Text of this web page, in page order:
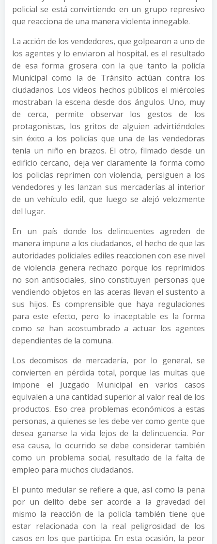
policial se está convirtiendo en un grupo represivo
que reacciona de una manera violenta innegable.
La acción de los vendedores, que golpearon a uno de
los agentes y lo enviaron al hospital, es el resultado
de esa forma grosera con la que tanto la policía
Municipal como la de Tránsito actúan contra los
ciudadanos. Los videos hechos públicos el miércoles
mostraban la escena desde dos ángulos. Uno, muy
de cerca, permite observar los gestos de los
protagonistas, los gritos de alguien advirtiéndoles
sin éxito a los policías que una de las vendedoras
tenía un niño en brazos. El otro, filmado desde un
edificio cercano, deja ver claramente la forma como
los policías reprimen con violencia, persiguen a los
vendedores y les lanzan sus mercaderías al interior
de un vehículo edil, que luego se alejó velozmente
del lugar.
En un país donde los delincuentes agreden de
manera impune a los ciudadanos, el hecho de que las
autoridades policiales ediles reaccionen con ese nivel
de violencia genera rechazo porque los reprimidos
no son antisociales, sino constituyen personas que
vendiendo objetos en las aceras llevan el sustento a
sus hijos. Es comprensible que haya regulaciones
para este efecto, pero lo inaceptable es la forma
como se han acostumbrado a actuar los agentes
dependientes de la comuna.
Los decomisos de mercadería, por lo general, se
convierten en pérdida total, porque las multas que
impone el Juzgado Municipal en varios casos
equivalen a una cantidad superior al valor real de los
productos. Eso crea problemas económicos a estas
personas, a quienes se les debe ver como gente que
desea ganarse la vida lejos de la delincuencia. Por
esa causa, lo ocurrido se debe considerar también
como un problema social, resultado de la falta de
empleo para muchos ciudadanos.
El punto medular se refiere a que, así como la pena
por un delito debe ser acorde a la gravedad del
mismo la reacción de la policía también tiene que
estar relacionada con la real peligrosidad de los
casos en los que participa. En esta ocasión, la peor